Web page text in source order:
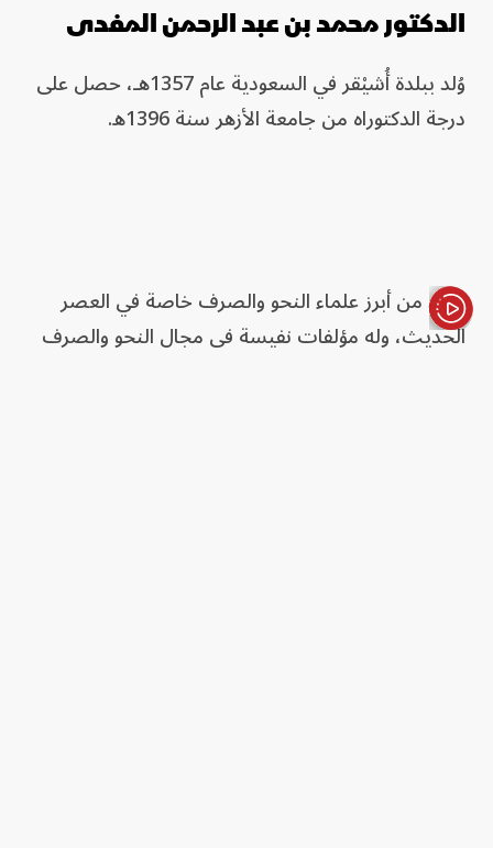
الدكتور محمد بن عبد الرحمن المفدى
وُلد ببلدة أُشيْقر في السعودية عام 1357هـ، حصل على
درجة الدكتوراه من جامعة الأزهر سنة 1396ه.
ويعد من أبرز علماء النحو والصرف خاصة في العصر
الحديث، وله مؤلفات نفيسة في مجال النحو والصرف
الأخبار باختصار